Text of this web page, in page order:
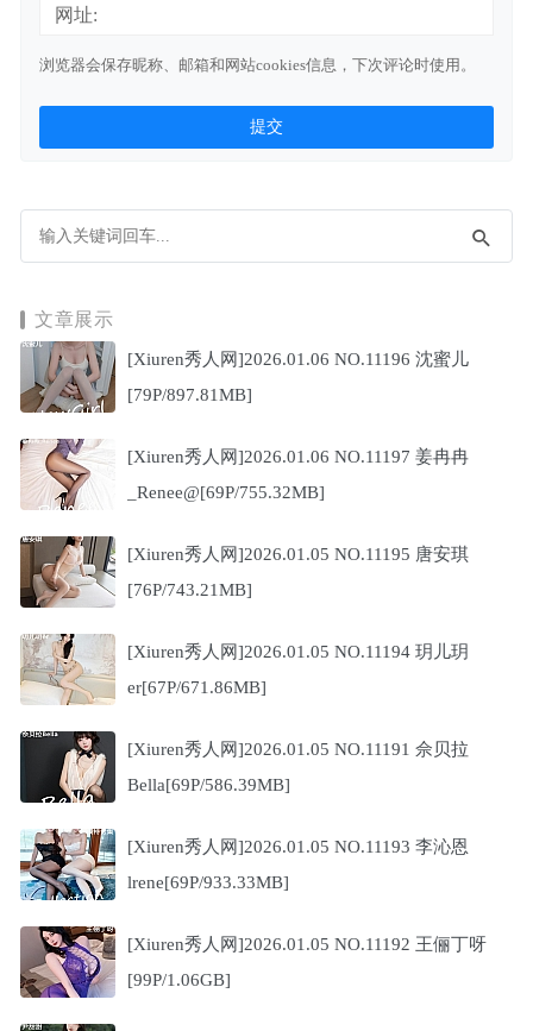
网址:
浏览器会保存昵称、邮箱和网站cookies信息，下次评论时使用。
文章展示
[Xiuren秀人网]2026.01.06 NO.11196 沈蜜儿
[79P/897.81MB]
[Xiuren秀人网]2026.01.06 NO.11197 姜冉冉
_Renee@[69P/755.32MB]
[Xiuren秀人网]2026.01.05 NO.11195 唐安琪
[76P/743.21MB]
[Xiuren秀人网]2026.01.05 NO.11194 玥儿玥
er[67P/671.86MB]
[Xiuren秀人网]2026.01.05 NO.11191 佘贝拉
Bella[69P/586.39MB]
[Xiuren秀人网]2026.01.05 NO.11193 李沁恩
lrene[69P/933.33MB]
[Xiuren秀人网]2026.01.05 NO.11192 王俪丁呀
[99P/1.06GB]